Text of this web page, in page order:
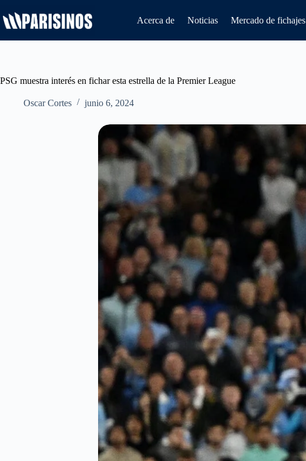
al
contenido
Acerca de Noticias Mercado de fichajes
PSG muestra interés en fichar esta estrella de la Premier League
Oscar Cortes junio 6, 2024